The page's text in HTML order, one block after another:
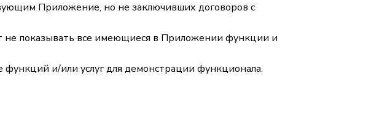
Приложение, но не заключивших договоров с
не показывать все имеющиеся в Приложении функции и
и/или услуг для демонстрации функционала.